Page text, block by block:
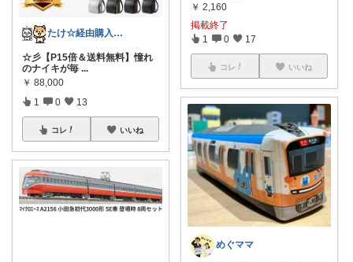
たけ☆経由購入感謝します！ありがとう！☆
☆彡【P15倍＆送料無料】憧れ
のナイキが毎 ...
￥ 88,000
1 0 13
コレ いいね
￥ 2,160
掲載終了
1 0 17
コレ いいね
めぐママ